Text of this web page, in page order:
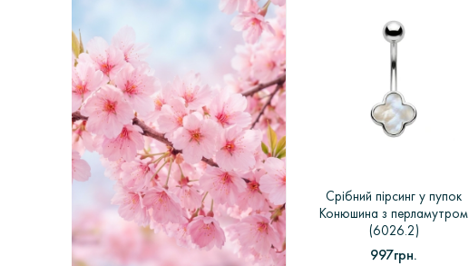
Срібний пірсинг у пупок
Конюшина з перламутром
(6026.2)
997грн.